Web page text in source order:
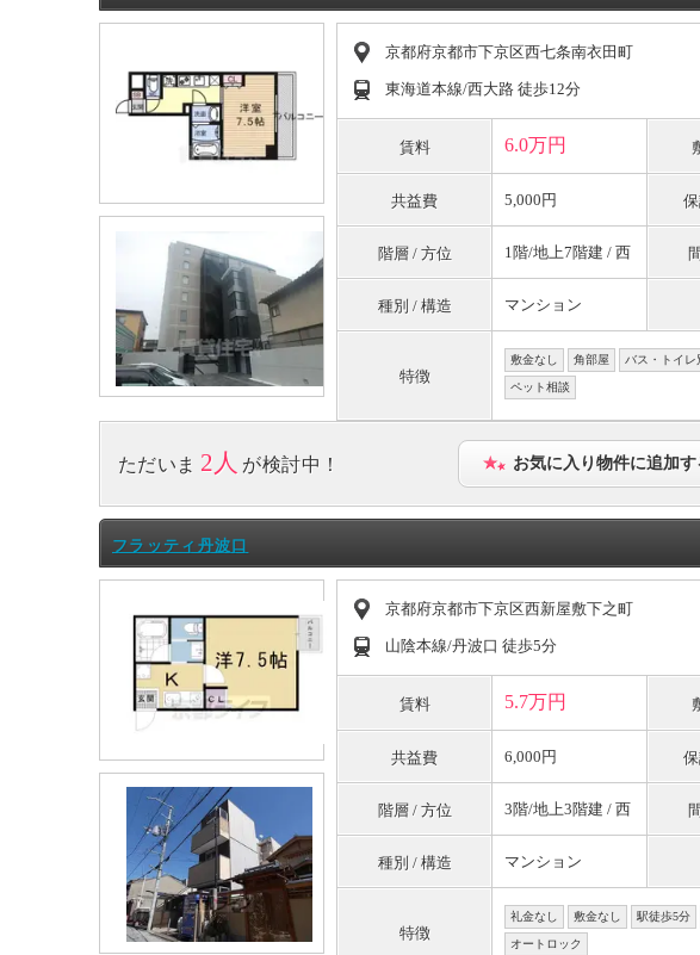
京都府京都市下京区西七条南衣田町
東海道本線/西大路 徒歩12分
賃料 6.0万円
共益費 5,000円
階層 / 方位 1階/地上7階建 / 西
種別 / 構造 マンション
特徴
敷金なし 角部屋 バス・トイレ
ペット相談
ただいま 2人 が検討中！ お気に入り物件に追加す
フラッティ丹波口
京都府京都市下京区西新屋敷下之町
山陰本線/丹波口 徒歩5分
賃料 5.7万円
共益費 6,000円
階層 / 方位 3階/地上3階建 / 西
種別 / 構造 マンション
特徴
礼金なし 敷金なし 駅徒歩5分
オートロック